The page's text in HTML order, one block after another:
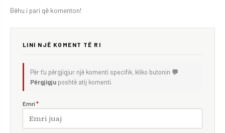
Bëhu i pari që komenton!
LINI NJË KOMENT TË RI
Për t'u përgjigjur një komenti specifik, kliko butonin 💬
Përgjigju poshtë atij komenti.
Emri *